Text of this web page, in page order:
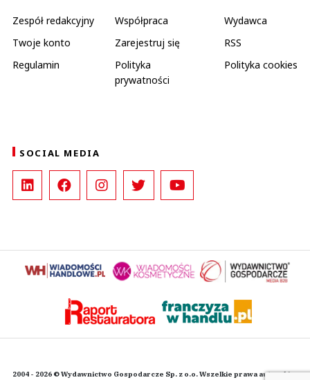
Zespół redakcyjny Współpraca
Wydawca
Twoje konto
Zarejestruj się
RSS
Regulamin
Polityka
prywatności
Polityka cookies
SOCIAL MEDIA
2004 - 2026 © Wydawnictwo Gospodarcze Sp. z o.o. Wszelkie prawa autorskie